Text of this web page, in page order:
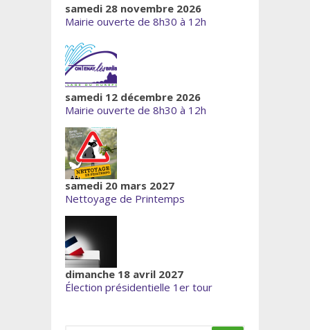
samedi 28 novembre 2026
Mairie ouverte de 8h30 à 12h
samedi 12 décembre 2026
Mairie ouverte de 8h30 à 12h
samedi 20 mars 2027
Nettoyage de Printemps
dimanche 18 avril 2027
Élection présidentielle 1er tour